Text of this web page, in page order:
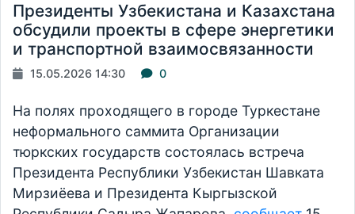
Президенты Узбекистана и Казахстана
обсудили проекты в сфере энергетики
и транспортной взаимосвязанности
15.05.2026 14:30 0
На полях проходящего в городе Туркестане
неформального саммита Организации
тюркских государств состоялась встреча
Президента Республики Узбекистан Шавката
Мирзиёева и Президента Кыргызской